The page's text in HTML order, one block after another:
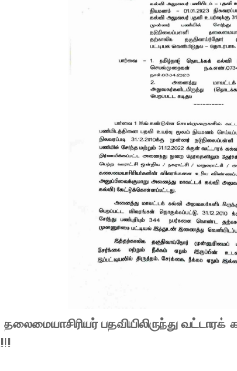
தலைமையாசிரியர் பதவியிலிருந்து